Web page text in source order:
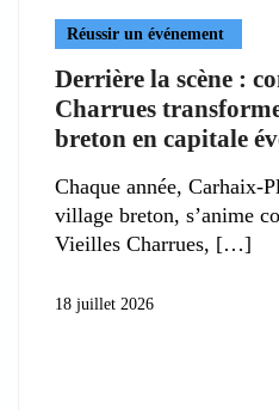
Réussir un événement
Derrière la scène :
Charrues
breton en capitale
Chaque année, Carhaix-
village breton, s’anime
Vieilles Charrues,
18 juillet 2026